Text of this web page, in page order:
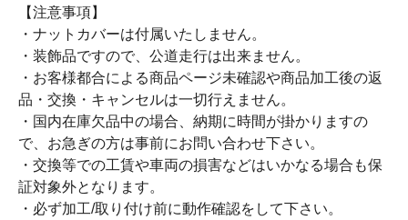
【注意事項】
・ナットカバーは付属いたしません。
・装飾品ですので、公道走行は出来ません。
・お客様都合による商品ページ未確認や商品加工後の返
品・交換・キャンセルは一切行えません。
・国内在庫欠品中の場合、納期に時間が掛かりますの
で、お急ぎの方は事前にお問い合わせ下さい。
・交換等での工賃や車両の損害などはいかなる場合も保
証対象外となります。
・必ず加工/取り付け前に動作確認をして下さい。